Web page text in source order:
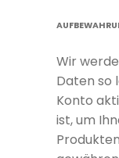
Wir
Daten so
Konto
ist, um